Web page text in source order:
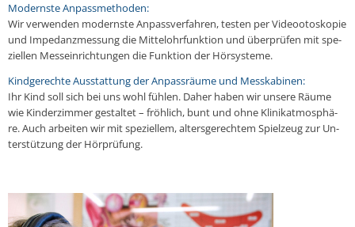
Mo­derns­te An­pass­me­tho­den:
Wir ver­wen­den mo­derns­te An­pass­ver­fah­ren, testen per Vi­deoo­tosko­pie
und Im­pe­danz­mes­sung die Mit­tel­ohr­funk­ti­on und über­prü­fen mit spe­
zi­el­len Mess­ein­rich­tun­gen die Funk­ti­on der Hör­sys­te­me.
Kind­ge­rech­te Aus­stat­tung der An­pass­räu­me und Mess­ka­bi­nen:
Ihr Kind soll sich bei uns wohl fühlen. Daher haben wir unsere Räume
wie Kin­der­zim­mer ge­stal­tet – fröh­lich, bunt und ohne Kli­ni­k­at­mo­sphä­
re. Auch ar­bei­ten wir mit spe­zi­el­lem, al­ters­ge­rech­tem Spiel­zeug zur Un­
ter­stüt­zung der Hör­prü­fung.